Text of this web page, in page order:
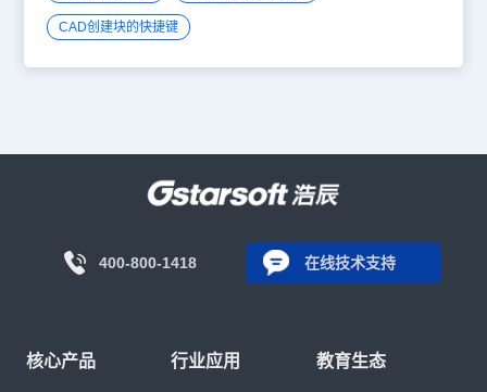
CAD创建块的快捷键
400-800-1418 在线技术支持
核心产品 行业应用 教育生态